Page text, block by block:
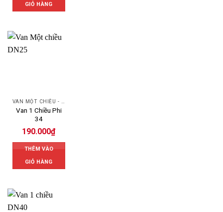
GIỎ HÀNG
VAN MỘT CHIỀU - SWING CHECK VALVE
Van 1 Chiều Phi
34
190.000₫
THÊM VÀO
GIỎ HÀNG